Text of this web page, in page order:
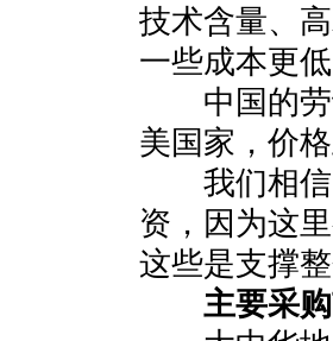
技术含量、
一些成本更
中国的劳
美国家，价
我们相信
资，因为这
这些是支撑
主要采